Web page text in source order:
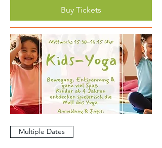
Buy Tickets
Multiple Dates